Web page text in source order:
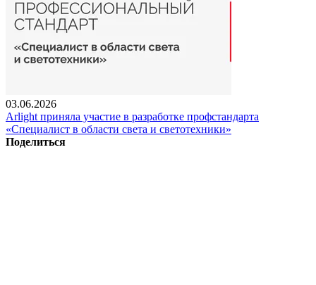
03.06.2026
Arlight приняла участие в разработке профстандарта
«Специалист в области света и светотехники»
Поделиться